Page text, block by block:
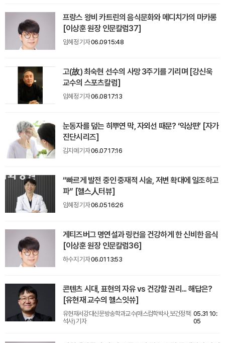
프랑스 왕비 카트린의 음식문화와 메디치가의 마카롱
[이상훈 원장 인문칼럼37]
임혜정 기자06.09 15:48
고(故) 최숙현 선수의 사망 3주기를 기리며 [강신욱
교수의 스포츠칼럼]
임혜정 기자06.08 17:13
눈동자를 덮는 히뿌연 막, 자외선 때문? ‘익상편’ [자가
진단시리즈]
김지예 기자06.07 17:16
“빠르게 발전 중인 중재적 시술, 저변 확대에 일조하고
파” [헬스人터뷰]
임혜정 기자06.05 16:26
게티즈버그 명연설과 링컨을 건강하게 한 신비한 음식
[이상훈 원장 인문칼럼36]
하수지 기자06.01 13:53
콘텐츠 시대, 표현의 자유 vs 건강할 권리... 해답은?
[유현재 교수의 헬스잇쓔]
유현재서강대신문방송학과교수(매스컴학박사,보건정책
석사) 기자
05.31 10:
05